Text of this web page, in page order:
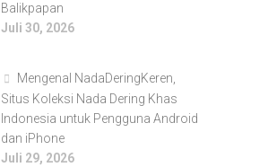
Balikpapan
Juli 30, 2026
Mengenal NadaDeringKeren,
Situs Koleksi Nada Dering Khas
Indonesia untuk Pengguna Android
dan iPhone
Juli 29, 2026